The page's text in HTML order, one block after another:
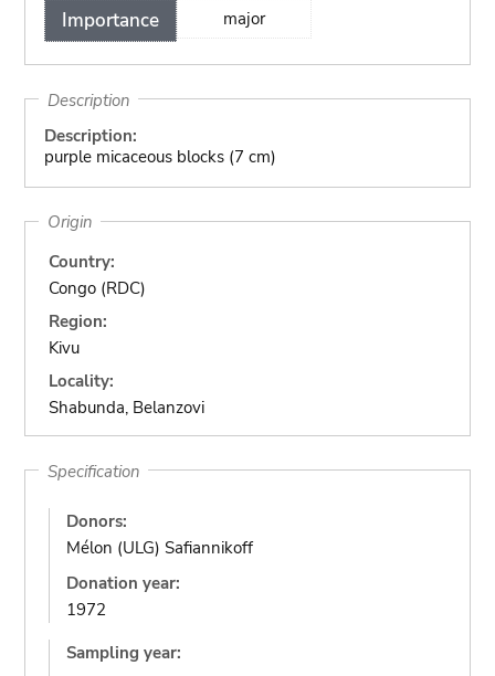
Importance
major
Description
Description:
purple micaceous blocks (7 cm)
Origin
Country:
Congo (RDC)
Region:
Kivu
Locality:
Shabunda, Belanzovi
Specification
Donors:
Mélon (ULG) Safiannikoff
Donation year:
1972
Sampling year: